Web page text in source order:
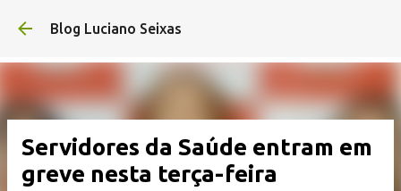
Pular para o conteúdo principal
Blog Luciano Seixas
Servidores da Saúde entram em
greve nesta terça-feira